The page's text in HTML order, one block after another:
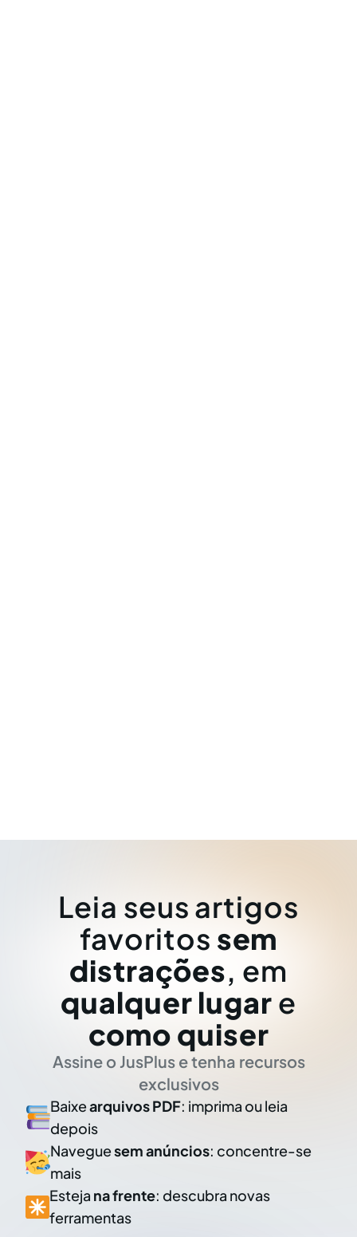
Leia seus artigos
favoritos sem
distrações, em
qualquer lugar e
como quiser
Assine o JusPlus e tenha recursos
exclusivos
Baixearquivos PDF: imprima ou leia
depois
Naveguesem anúncios: concentre-se
mais
Esteja na frente: descubra novas
ferramentas